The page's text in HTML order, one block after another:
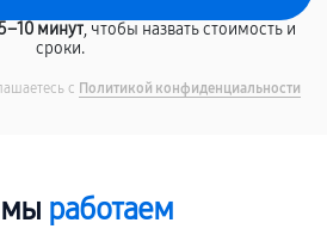
минут, чтобы назвать стоимость и
сроки.
с Политикой конфиденциальности
мы работаем